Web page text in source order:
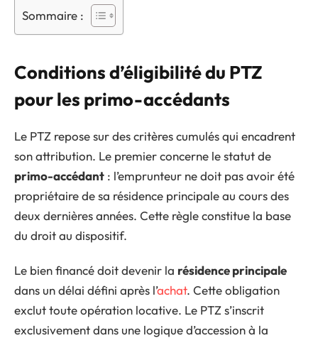
Sommaire :
Conditions d’éligibilité du PTZ
pour les primo-accédants
Le PTZ repose sur des critères cumulés qui encadrent
son attribution. Le premier concerne le statut de
primo-accédant : l’emprunteur ne doit pas avoir été
propriétaire de sa résidence principale au cours des
deux dernières années. Cette règle constitue la base
du droit au dispositif.
Le bien financé doit devenir la résidence principale
dans un délai défini après l’achat. Cette obligation
exclut toute opération locative. Le PTZ s’inscrit
exclusivement dans une logique d’accession à la